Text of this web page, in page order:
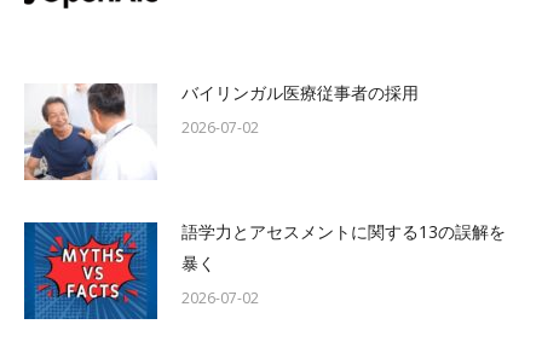
バイリンガル医療従事者の採用
2026-07-02
語学力とアセスメントに関する13の誤解を
暴く
2026-07-02